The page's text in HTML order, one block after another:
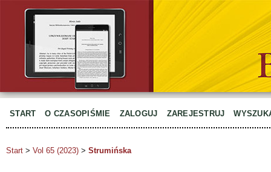
START O CZASOPIŚMIE ZALOGUJ ZAREJESTRUJ
Start > Vol 65 (2023) > Strumińska